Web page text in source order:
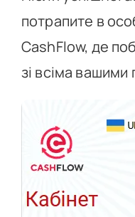
потрапите в
CashFlow, де
зі всіма